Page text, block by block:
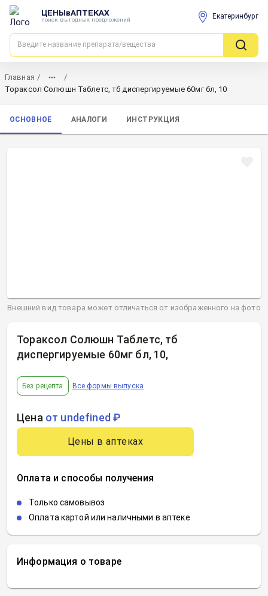
ЦЕНЫвАПТЕКАХ
поиск выгодных предложений Екатеринбург
Главная /
/
Тораксол Солюшн Таблетс, тб диспергируемые 60мг бл, 10
ОСНОВНОЕ АНАЛОГИ ИНСТРУКЦИЯ
Информация о товаре
Тораксол Солюшн Таблетс, тб
диспергируемые 60мг бл, 10,
Без рецепта Все формы выпуска
Цена от undefined ₽
Цены в аптеках
Оплата и способы получения
Только самовывоз
Оплата картой или наличными в аптеке
Внешний вид товара может отличаться от изображенного на фото